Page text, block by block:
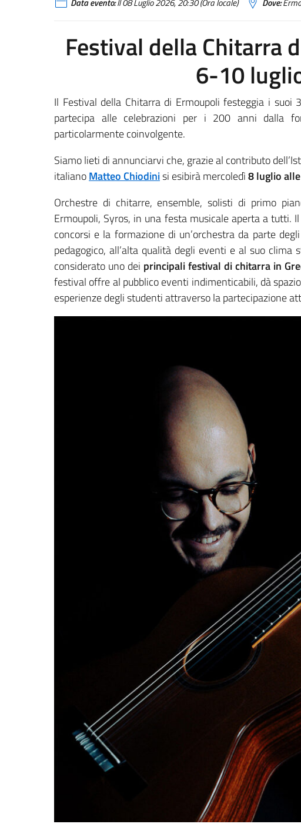
Festival della Chitarra
6-10
Il Festival della Chitarra di Ermoupoli festeggia i
partecipa alle celebrazioni per i 200 anni dalla
particolarmente coinvolgente.
Siamo lieti di annunciarvi che, grazie al contributo
italianoMatteo Chiodinisi esibirà mercoledì8 luglio
Orchestre di chitarre, ensemble, solisti di primo
Ermoupoli, Syros, in una festa musicale aperta a tutti.
concorsi e la formazione di un’orchestra da parte
pedagogico, all’alta qualità degli eventi e al suo
considerato uno dei principali festival di chitarra in
festival offre al pubblico eventi indimenticabili, dà
esperienze degli studenti attraverso la partecipazione